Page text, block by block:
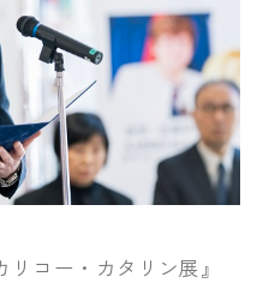
コー・カタリン展』